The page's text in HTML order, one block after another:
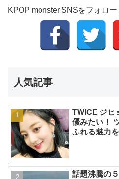
KPOP monster SNSをフォロー
人気記事
TWICE ジヒ
優みたい！
ふれる魅力
話題沸騰の